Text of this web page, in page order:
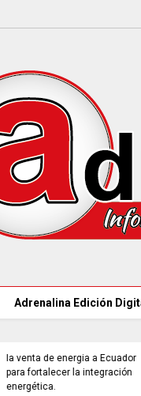
Adrenalina Edición
INFORMACIÓN